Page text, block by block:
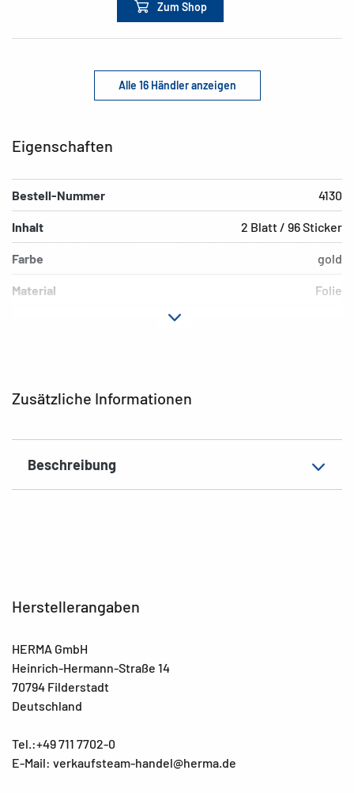
Zum Shop
Alle 16 Händler anzeigen
Zusätzliche Informationen
Beschreibung
Eigenschaften
Bestell-Nummer 4130
Inhalt 2 Blatt / 96 Sticker
Farbe gold
Material Folie
Herstellerangaben
HERMA GmbH
Heinrich-Hermann-Straße 14
70794 Filderstadt
Deutschland
Tel.:+49 711 7702-0
E-Mail: verkaufsteam-handel@herma.de